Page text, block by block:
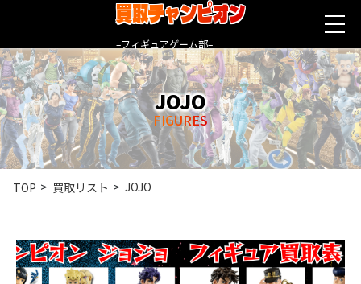
買取チャンピオン
–フィギュアゲーム部–
JOJO
FIGURES
TOP 買取リスト JOJO